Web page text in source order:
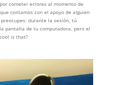
cometer errores al momento de
contamos con el apoyo de alguien
durante la sesión, tú
pantalla de tu computadora, pero el
is that?